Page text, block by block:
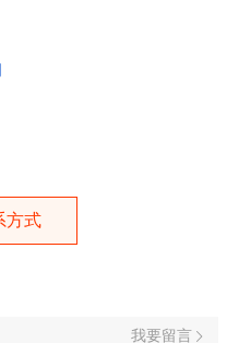
方式
我要留言